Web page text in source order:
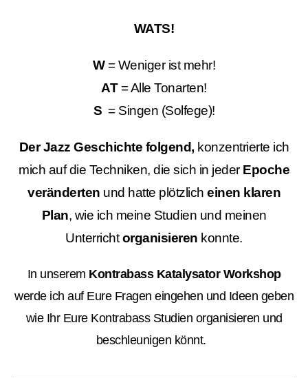
WATS!
W = Weniger ist mehr!
AT = Alle Tonarten!
S = Singen (Solfege)!
Der Jazz Geschichte folgend, konzentrierte ich
mich auf die Techniken, die sich in jeder Epoche
veränderten und hatte plötzlich einen klaren
Plan, wie ich meine Studien und meinen
Unterrichtorganisieren konnte.
In unserem Kontrabass Katalysator Workshop
werde ich auf Eure Fragen eingehen und Ideen geben
wie Ihr Eure Kontrabass Studien organisieren und
beschleunigen könnt.